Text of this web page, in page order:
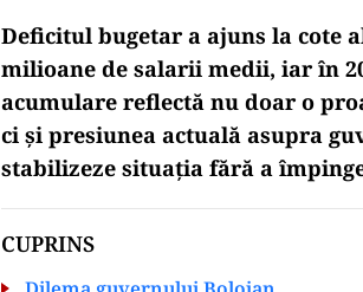
Deficitul bugetar a ajuns la cote
milioane de salarii medii, iar în
acumulare reflectă nu doar o
ci și presiunea actuală asupra
stabilizeze situația fără a
CUPRINS